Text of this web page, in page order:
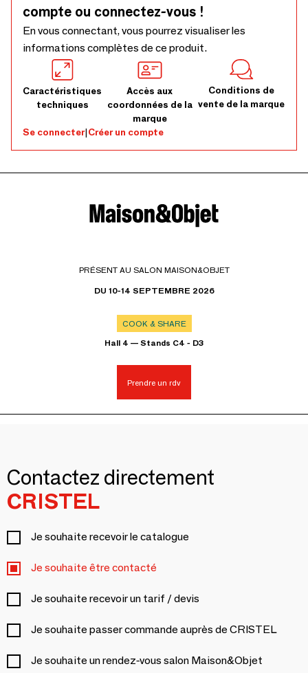
compte ou connectez-vous !
En vous connectant, vous pourrez visualiser les
informations complètes de ce produit.
Caractéristiques
techniques
Accès aux
coordonnées de la
marque
Conditions de
vente de la marque
Se connecter|Créer un compte
PRÉSENT AU SALON MAISON&OBJET
DU 10-14 SEPTEMBRE 2026
COOK & SHARE
Hall 4 — Stands C4 - D3
Prendre un rdv
Contactez directement
CRISTEL
Je souhaite recevoir le catalogue
Je souhaite être contacté
Je souhaite recevoir un tarif / devis
Je souhaite passer commande auprès de CRISTEL
Je souhaite un rendez-vous salon Maison&Objet